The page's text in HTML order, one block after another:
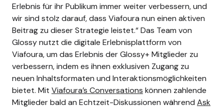
Erlebnis für ihr Publikum immer weiter verbessern, und
wir sind stolz darauf, dass Viafoura nun einen aktiven
Beitrag zu dieser Strategie leistet.“ Das Team von
Glossy nutzt die digitale Erlebnisplattform von
Viafoura, um das Erlebnis der Glossy+ Mitglieder zu
verbessern, indem es ihnen exklusiven Zugang zu
neuen Inhaltsformaten und Interaktionsmöglichkeiten
bietet. Mit Viafoura’s Conversations können zahlende
Mitglieder bald an Echtzeit-Diskussionen während Ask